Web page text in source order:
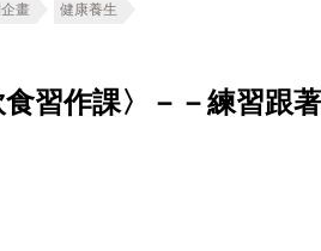
畫 健康養生
習作課〉－－練習跟